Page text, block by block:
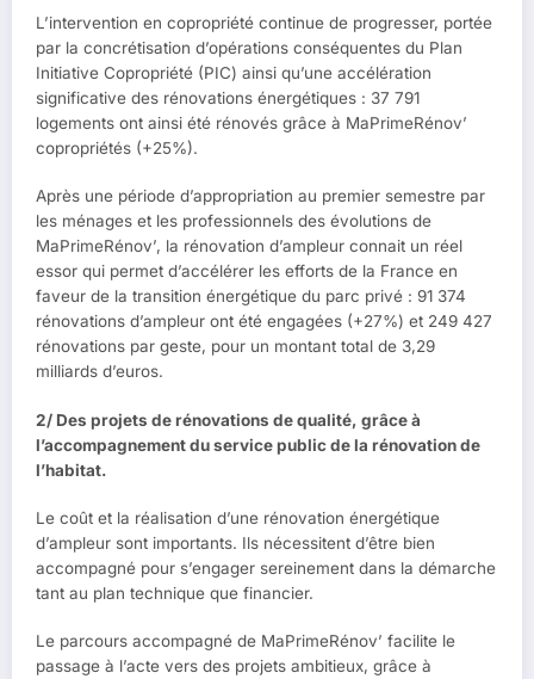
L’intervention en copropriété continue de progresser, portée
par la concrétisation d’opérations conséquentes du Plan
Initiative Copropriété (PIC) ainsi qu’une accélération
significative des rénovations énergétiques : 37 791
logements ont ainsi été rénovés grâce à MaPrimeRénov’
copropriétés (+25%).
Après une période d’appropriation au premier semestre par
les ménages et les professionnels des évolutions de
MaPrimeRénov’, la rénovation d’ampleur connait un réel
essor qui permet d’accélérer les efforts de la France en
faveur de la transition énergétique du parc privé : 91 374
rénovations d’ampleur ont été engagées (+27%) et 249 427
rénovations par geste, pour un montant total de 3,29
milliards d’euros.
2/ Des projets de rénovations de qualité, grâce à
l’accompagnement du service public de la rénovation de
l’habitat.
Le coût et la réalisation d’une rénovation énergétique
d’ampleur sont importants. Ils nécessitent d’être bien
accompagné pour s’engager sereinement dans la démarche
tant au plan technique que financier.
Le parcours accompagné de MaPrimeRénov’ facilite le
passage à l’acte vers des projets ambitieux, grâce à